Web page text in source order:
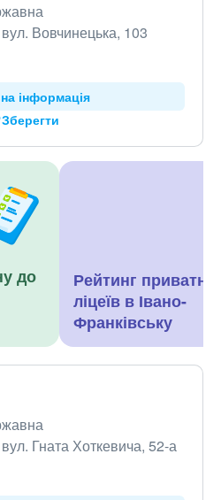
Вовчинецька, 103
інформація
Зберегти
до
Рейтинг
ліцеїв в Івано-
Франківську
Гната Хоткевича, 52-а